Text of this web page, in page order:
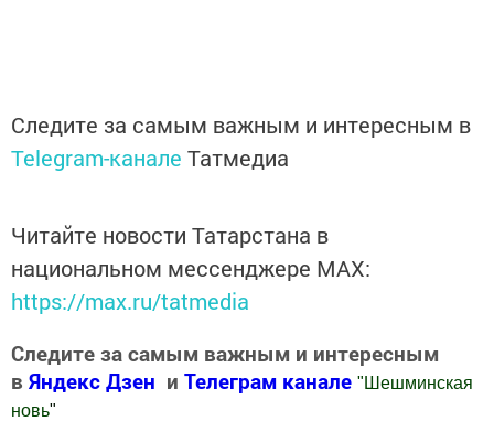
Следите за самым важным и интересным в
Telegram-канале Татмедиа
Читайте новости Татарстана в
национальном мессенджере MАХ:
https://max.ru/tatmedia
Следите за самым важным и интересным
в Яндекс Дзен и Телеграм канале " Шешминская
новь"